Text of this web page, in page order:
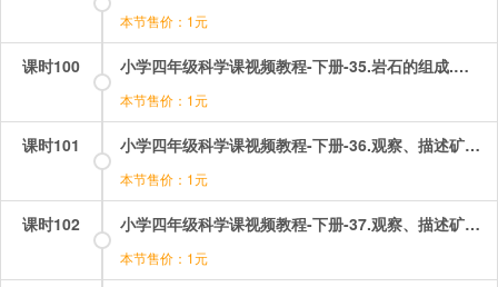
本节售价：1元
课时100 小学四年级科学课视频教程-下册-35.岩石的组成.mp4
本节售价：1元
课时101 小学四年级科学课视频教程-下册-36.观察、描述矿物（一）.mp4
本节售价：1元
课时102 小学四年级科学课视频教程-下册-37.观察、描述矿物（二）.mp4
本节售价：1元